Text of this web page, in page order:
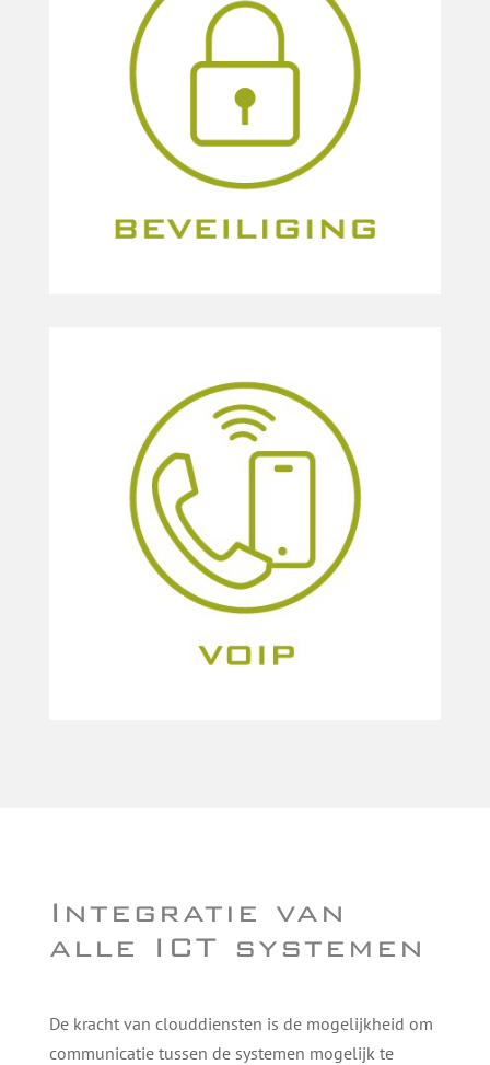
Integratie van
alle ICT systemen
De kracht van clouddiensten is de mogelijkheid om
communicatie tussen de systemen mogelijk te